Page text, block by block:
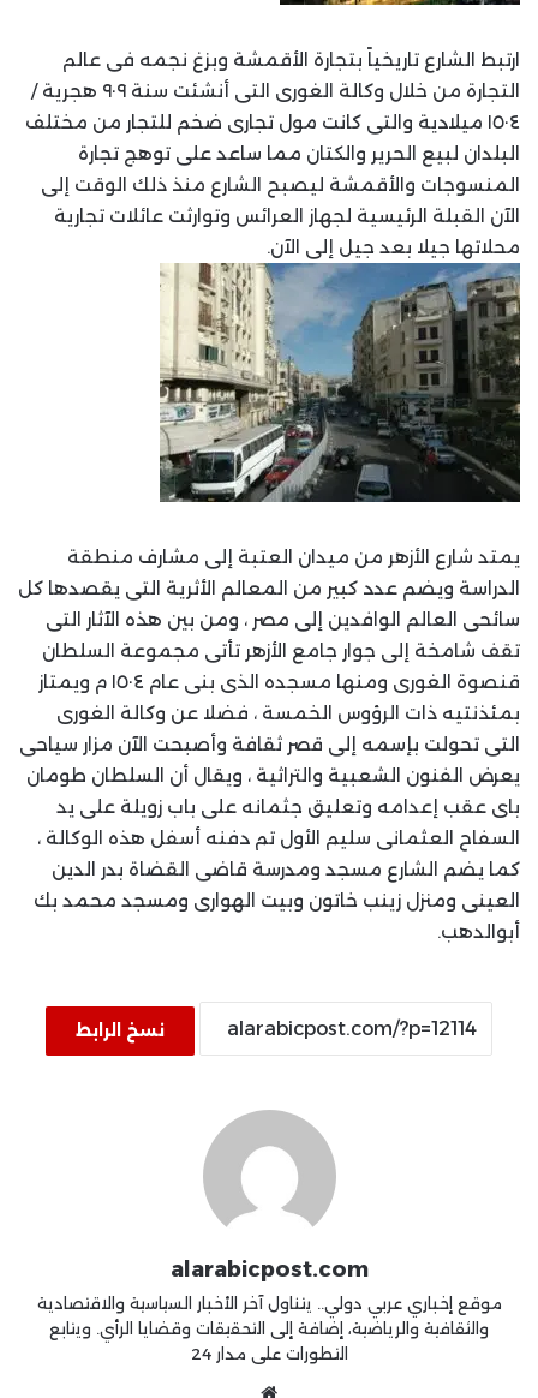
ارتبط الشارع تاريخياً بتجارة الأقمشة وبزغ نجمه فى عالم
التجارة من خلال وكالة الغورى التى أنشئت سنة ٩٠٩ هجرية /
١٥٠٤ ميلادية والتى كانت مول تجارى ضخم للتجار من مختلف
البلدان لبيع الحرير والكتان مما ساعد على توهج تجارة
المنسوجات والأقمشة ليصبح الشارع منذ ذلك الوقت إلى
الآن القبلة الرئيسية لجهاز العرائس وتوارثت عائلات تجارية
محلاتها جيلا بعد جيل إلى الآن.
يمتد شارع الأزهر من ميدان العتبة إلى مشارف منطقة
الدراسة ويضم عدد كبير من المعالم الأثرية التى يقصدها كل
سائحى العالم الوافدين إلى مصر ، ومن بين هذه الآثار التى
تقف شامخة إلى جوار جامع الأزهر تأتى مجموعة السلطان
قنصوة الغورى ومنها مسجده الذى بنى عام ١٥٠٤ م ويمتاز
بمئذنتيه ذات الرؤوس الخمسة ، فضلا عن وكالة الغورى
التى تحولت بإسمه إلى قصر ثقافة وأصبحت الآن مزار سياحى
يعرض الفنون الشعبية والتراثية ، ويقال أن السلطان طومان
باى عقب إعدامه وتعليق جثمانه على باب زويلة على يد
السفاح العثمانى سليم الأول تم دفنه أسفل هذه الوكالة ،
كما يضم الشارع مسجد ومدرسة قاضى القضاة بدر الدين
العينى ومنزل زينب خاتون وبيت الهوارى ومسجد محمد بك
أبوالدهب.
نسخ الرابط
alarabicpost.com
موقع إخباري عربي دولي.. يتناول آخر الأخبار السياسية والاقتصادية
والثقافية والرياضية، إضافة إلى التحقيقات وقضايا الرأي. ويتابع
التطورات على مدار 24